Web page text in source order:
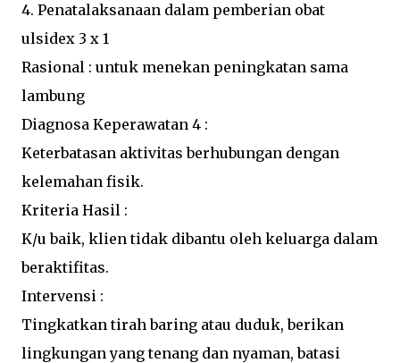
4. Penatalaksanaan dalam pemberian obat
ulsidex 3 x 1
Rasional : untuk menekan peningkatan sama
lambung
Diagnosa Keperawatan 4 :
Keterbatasan aktivitas berhubungan dengan
kelemahan fisik.
Kriteria Hasil :
K/u baik, klien tidak dibantu oleh keluarga dalam
beraktifitas.
Intervensi :
Tingkatkan tirah baring atau duduk, berikan
lingkungan yang tenang dan nyaman, batasi